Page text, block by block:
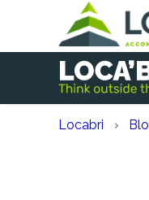
Locabri